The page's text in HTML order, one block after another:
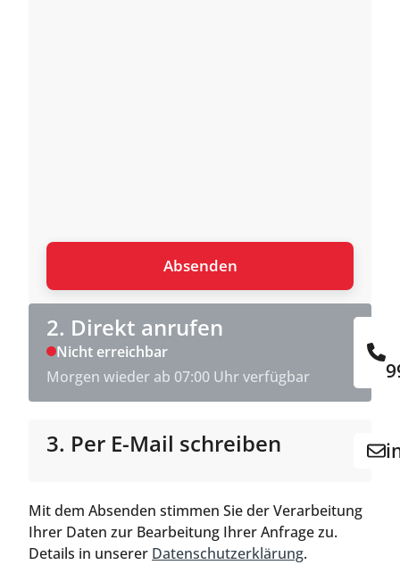
2. Direkt anrufen
Nicht erreichbar
Morgen wieder ab 07:00 Uhr verfügbar
3. Per E-Mail schreiben
Mit dem Absenden stimmen Sie der Verarbeitung
Ihrer Daten zur Bearbeitung Ihrer Anfrage zu.
Details in unserer Datenschutzerklärung.